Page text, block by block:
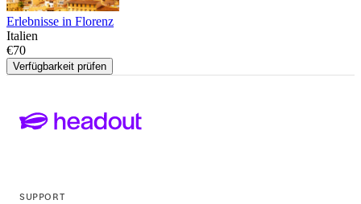
Erlebnisse in Florenz
Italien
€70
Verfügbarkeit prüfen
SUPPORT